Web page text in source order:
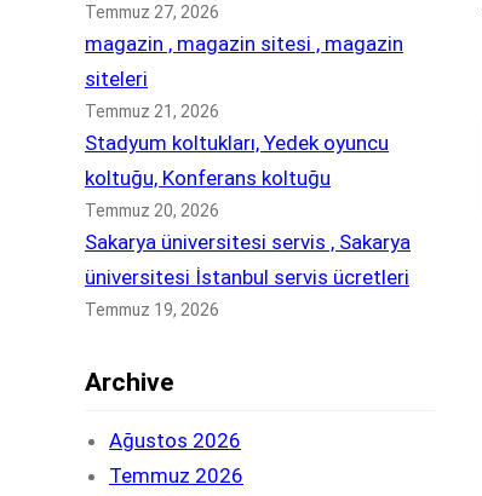
Temmuz 27, 2026
magazin , magazin sitesi , magazin
siteleri
Temmuz 21, 2026
Stadyum koltukları, Yedek oyuncu
koltuğu, Konferans koltuğu
Temmuz 20, 2026
Sakarya üniversitesi servis , Sakarya
üniversitesi İstanbul servis ücretleri
Temmuz 19, 2026
Archive
Ağustos 2026
Temmuz 2026